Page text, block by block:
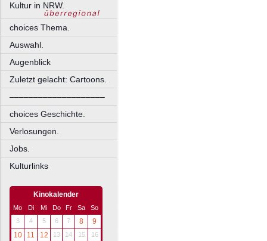
Kultur in NRW.
choices Thema.
Auswahl.
Augenblick
Zuletzt gelacht: Cartoons.
––––––––––––––––––––
choices Geschichte.
Verlosungen.
Jobs.
Kulturlinks
Kinokalender
Mo Di Mi Do Fr Sa
So
3
4 5 6 7 8
9
10
11 12 13 14 15 16